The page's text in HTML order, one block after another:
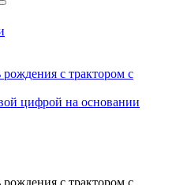
цифрой на основании